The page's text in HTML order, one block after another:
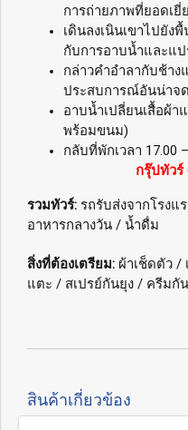
การถ่ายภาพที่ยอดเยี่
เดินลงเนินเขาไปยัง
กับการอาบน้ำและแ
กล่าวคำอำลากับช้าง
ประสบการณ์อันน่าจ
อาบน้ำเปลี่ยนเสื้อผ้า
พร้อมขนม)
กลับที่พักเวลา 17.00
กรุ๊ปทัวร์
รวมทัวร์: รถรับส่งจากโรง
อาหารกลางวัน / น้ำดื่ม
สิ่งที่ต้องเตรียม: ผ้าเช็ดตัว /
แตะ / สเปรย์กันยุง / ครีมกั
สินค้าเกี่ยวข้อง